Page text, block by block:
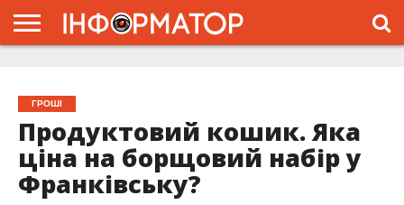
ГРОШІ
Продуктовий кошик. Яка
ціна на борщовий набір у
Франківську?